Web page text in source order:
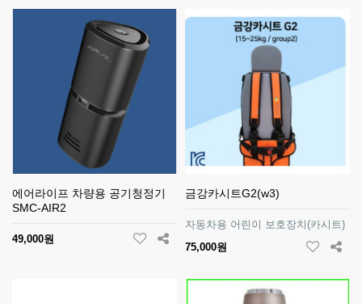
에어라이프 차량용 공기청정기
SMC-AIR2
49,000원
금강카시트G2(w3)
자동차용 어린이 보호장치(카시트)
75,000원